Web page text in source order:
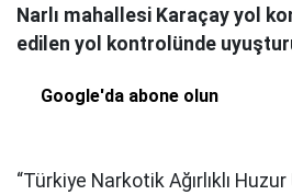
Narlı mahallesi Karaçay yol
edilen yol kontrolünde
Google'da abone olun
“Türkiye Narkotik Ağırlıklı Huzur